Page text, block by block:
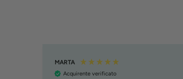
MARTA
Acquirente verificato